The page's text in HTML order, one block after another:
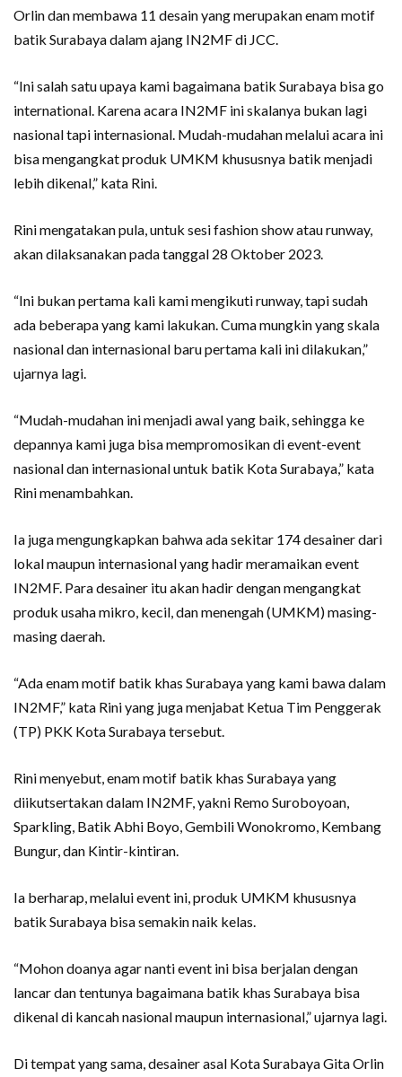
Orlin dan membawa 11 desain yang merupakan enam motif
batik Surabaya dalam ajang IN2MF di JCC.
“Ini salah satu upaya kami bagaimana batik Surabaya bisa go
international. Karena acara IN2MF ini skalanya bukan lagi
nasional tapi internasional. Mudah-mudahan melalui acara ini
bisa mengangkat produk UMKM khususnya batik menjadi
lebih dikenal,” kata Rini.
Rini mengatakan pula, untuk sesi fashion show atau runway,
akan dilaksanakan pada tanggal 28 Oktober 2023.
“Ini bukan pertama kali kami mengikuti runway, tapi sudah
ada beberapa yang kami lakukan. Cuma mungkin yang skala
nasional dan internasional baru pertama kali ini dilakukan,”
ujarnya lagi.
“Mudah-mudahan ini menjadi awal yang baik, sehingga ke
depannya kami juga bisa mempromosikan di event-event
nasional dan internasional untuk batik Kota Surabaya,” kata
Rini menambahkan.
Ia juga mengungkapkan bahwa ada sekitar 174 desainer dari
lokal maupun internasional yang hadir meramaikan event
IN2MF. Para desainer itu akan hadir dengan mengangkat
produk usaha mikro, kecil, dan menengah (UMKM) masing-
masing daerah.
“Ada enam motif batik khas Surabaya yang kami bawa dalam
IN2MF,” kata Rini yang juga menjabat Ketua Tim Penggerak
(TP) PKK Kota Surabaya tersebut.
Rini menyebut, enam motif batik khas Surabaya yang
diikutsertakan dalam IN2MF, yakni Remo Suroboyoan,
Sparkling, Batik Abhi Boyo, Gembili Wonokromo, Kembang
Bungur, dan Kintir-kintiran.
Ia berharap, melalui event ini, produk UMKM khususnya
batik Surabaya bisa semakin naik kelas.
“Mohon doanya agar nanti event ini bisa berjalan dengan
lancar dan tentunya bagaimana batik khas Surabaya bisa
dikenal di kancah nasional maupun internasional,” ujarnya lagi.
Di tempat yang sama, desainer asal Kota Surabaya Gita Orlin